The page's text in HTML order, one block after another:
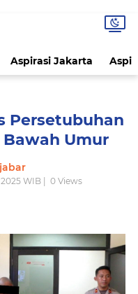
Aspirasi Jakarta
Persetubuhan
Umur
WIB | 0Views